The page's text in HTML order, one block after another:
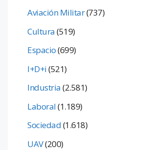
Aviación Militar(737)
Cultura(519)
Espacio(699)
I+D+i(521)
Industria(2.581)
Laboral(1.189)
Sociedad(1.618)
UAV(200)